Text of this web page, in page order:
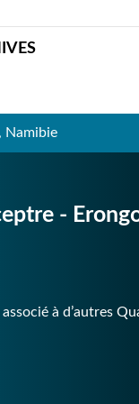
Namibie
-
à d’autres